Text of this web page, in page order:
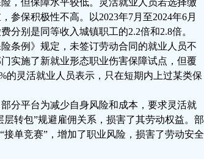
，但保障水平较低。灵活就业人员若选择缴
参保积极性不高。以2023年7月至2024年6月
分别是同等收入城镇职工的2.2倍和2.8倍。
条例》规定，未签订劳动合同的就业人员不
实施了新就业形态职业伤害保障试点，但覆
的灵活就业人员表示，只在短期内上过某类保
分平台为减少自身风险和成本，要求灵活就
转包”规避雇佣关系，损害了其劳动权益。部
单竞赛”，增加了职业风险，损害了劳动安全